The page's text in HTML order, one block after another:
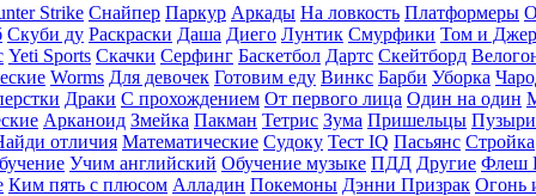
Strike Снайпер Паркур Аркады На ловкость Платформеры
Скуби ду Раскраски Даша Диего Лунтик Смурфики Том и
Yeti Sports Скачки Серфинг Баскетбол Дартс Скейтборд
Worms Для девочек Готовим еду Винкс Барби Уборка
Драки С прохождением От первого лица Один на один
Арканоид Змейка Пакман Тетрис Зума Пришельцы Пузыри
отличия Математические Судоку Тест IQ Пасьянс Стройка
Учим английский Обучение музыке ПДД Другие Флеш
Ким пять с плюсом Алладин Покемоны Дэнни Призрак Огонь